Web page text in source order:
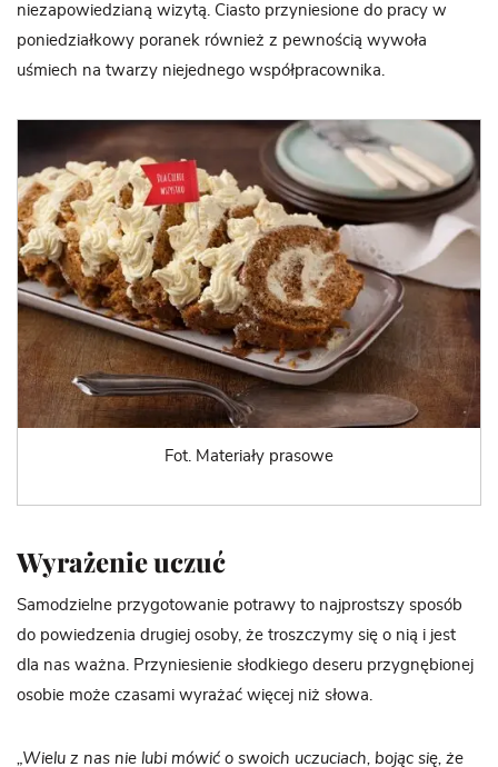
niezapowiedzianą wizytą. Ciasto przyniesione do pracy w
poniedziałkowy poranek również z pewnością wywoła
uśmiech na twarzy niejednego współpracownika.
Fot. Materiały prasowe
Wyrażenie uczuć
Samodzielne przygotowanie potrawy to najprostszy sposób
do powiedzenia drugiej osoby, że troszczymy się o nią i jest
dla nas ważna. Przyniesienie słodkiego deseru przygnębionej
osobie może czasami wyrażać więcej niż słowa.
„Wielu z nas nie lubi mówić o swoich uczuciach, bojąc się, że